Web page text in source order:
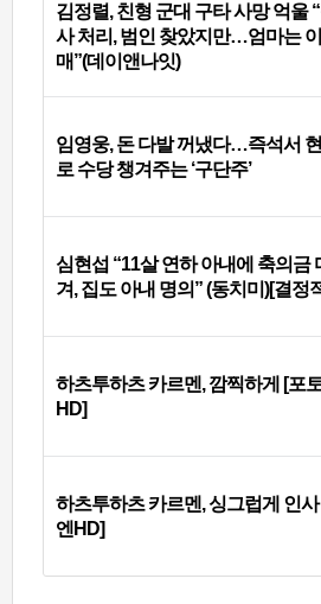
김정렬, 친형 군대 구타 사망 억울
사 처리, 범인 찾았지만…엄마는 이
매”(데이앤나잇)
임영웅, 돈 다발 꺼냈다…즉석서
로 수당 챙겨주는 ‘구단주’
심현섭 “11살 연하 아내에 축의금
겨, 집도 아내 명의” (동치미)[결정
하츠투하츠 카르멘, 깜찍하게 [포
HD]
하츠투하츠 카르멘, 싱그럽게 인
엔HD]